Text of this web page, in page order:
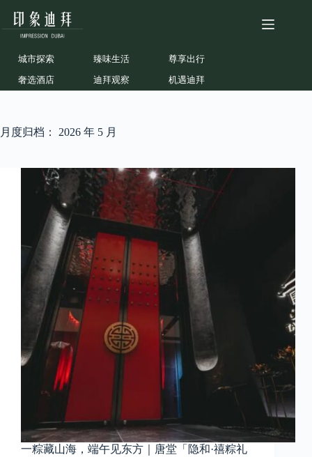
城市探索 臻味生活
尊享出行
奢选酒店
迪拜观察 机遇迪拜
月度归档： 2026 年 5 月
一粽藏山海，端午见东方｜唐堂「隐和·禧粽礼